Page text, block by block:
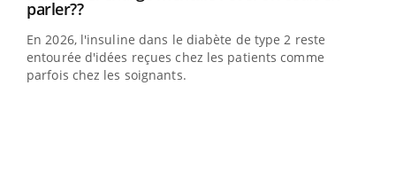
parler??Youtube
En 2026, l'insuline dans le diabète de type 2 reste
entourée d'idées reçues chez les patients comme
parfois chez les soignants.